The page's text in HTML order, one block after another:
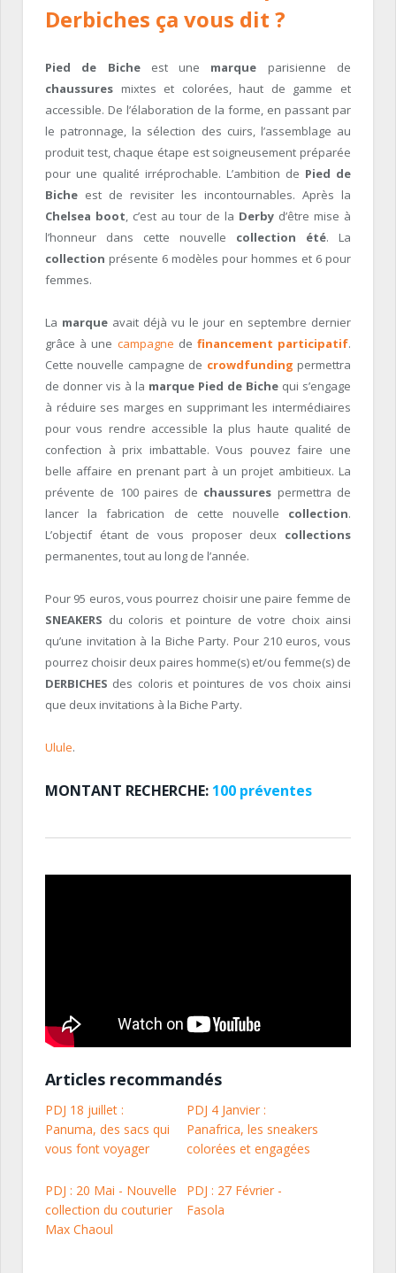
Derbiches ça vous dit ?
Pied de Bicheest une marque parisienne de
chaussures mixtes et colorées, haut de gamme et
accessible. De l’élaboration de la forme, en passant par
le patronnage, la sélection des cuirs, l’assemblage au
produit test, chaque étape est soigneusement préparée
pour une qualité irréprochable. L’ambition de Pied de
Biche est de revisiter les incontournables. Après la
Chelsea boot, c’est au tour de la Derby d’être mise à
l’honneur dans cette nouvelle collection été. La
collection présente 6 modèles pour hommes et 6 pour
femmes.
La marque avait déjà vu le jour en septembre dernier
grâce à une campagne de financement participatif.
Cette nouvelle campagne de crowdfunding permettra
de donner vis à la marque Pied de Biche qui s’engage
à réduire ses marges en supprimant les intermédiaires
pour vous rendre accessible la plus haute qualité de
confection à prix imbattable. Vous pouvez faire une
belle affaire en prenant part à un projet ambitieux. La
prévente de 100 paires de chaussures permettra de
lancer la fabrication de cette nouvelle collection.
L’objectif étant de vous proposer deux collections
permanentes, tout au long de l’année.
Pour 95 euros, vous pourrez choisir une paire femme de
SNEAKERS du coloris et pointure de votre choix ainsi
qu’une invitation à la Biche Party. Pour 210 euros, vous
pourrez choisir deux paires homme(s) et/ou femme(s) de
DERBICHES des coloris et pointures de vos choix ainsi
que deux invitations à la Biche Party.
Ulule.
MONTANT RECHERCHE: 100 préventes
Articles recommandés
PDJ 18 juillet :
Panuma, des sacs qui
vous font voyager
PDJ 4 Janvier :
Panafrica, les sneakers
colorées et engagées
PDJ : 20 Mai - Nouvelle
collection du couturier
Max Chaoul
PDJ : 27 Février -
Fasola